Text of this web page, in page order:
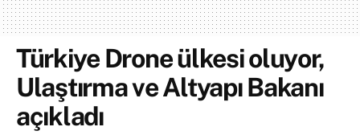
Türkiye Drone ülkesi oluyor,
Ulaştırma ve Altyapı Bakanı
açıkladı